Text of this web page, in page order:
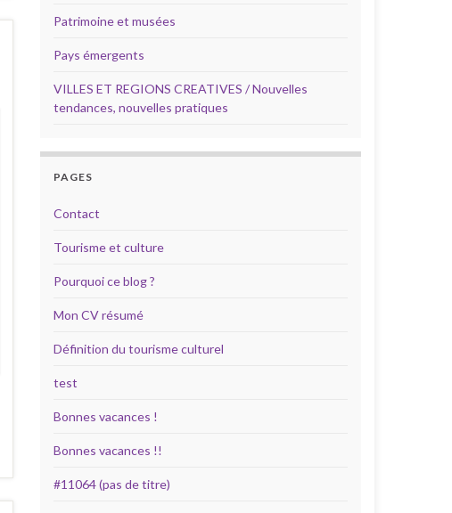
Patrimoine et musées
Pays émergents
VILLES ET REGIONS CREATIVES / Nouvelles
tendances, nouvelles pratiques
PAGES
Contact
Tourisme et culture
Pourquoi ce blog ?
Mon CV résumé
Définition du tourisme culturel
test
Bonnes vacances !
Bonnes vacances !!
#11064 (pas de titre)